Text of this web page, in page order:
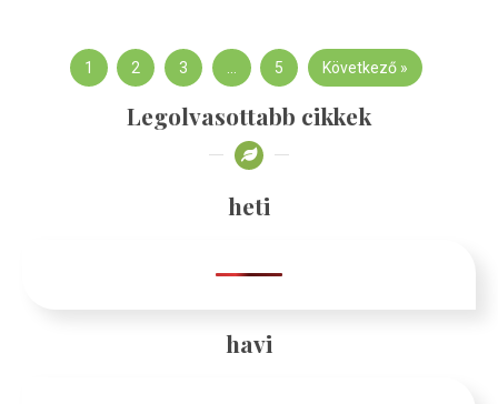
1 2 3 … 5 Következő »
Legolvasottabb cikkek
heti
havi